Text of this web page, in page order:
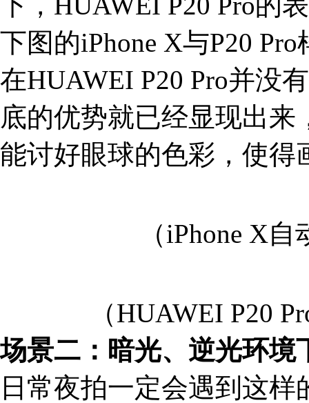
下图的iPhone X与P20
在HUAWEI P20 Pro并没
底的优势就已经显现出
能讨好眼球的色彩，使得
（iPhone X
（HUAWEI P20
场景二：暗光、逆光环境
日常夜拍一定会遇到这